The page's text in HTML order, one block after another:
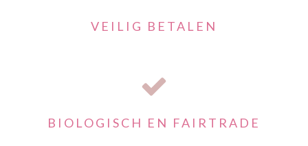
VEILIG BETALEN
BIOLOGISCH EN FAIRTRADE